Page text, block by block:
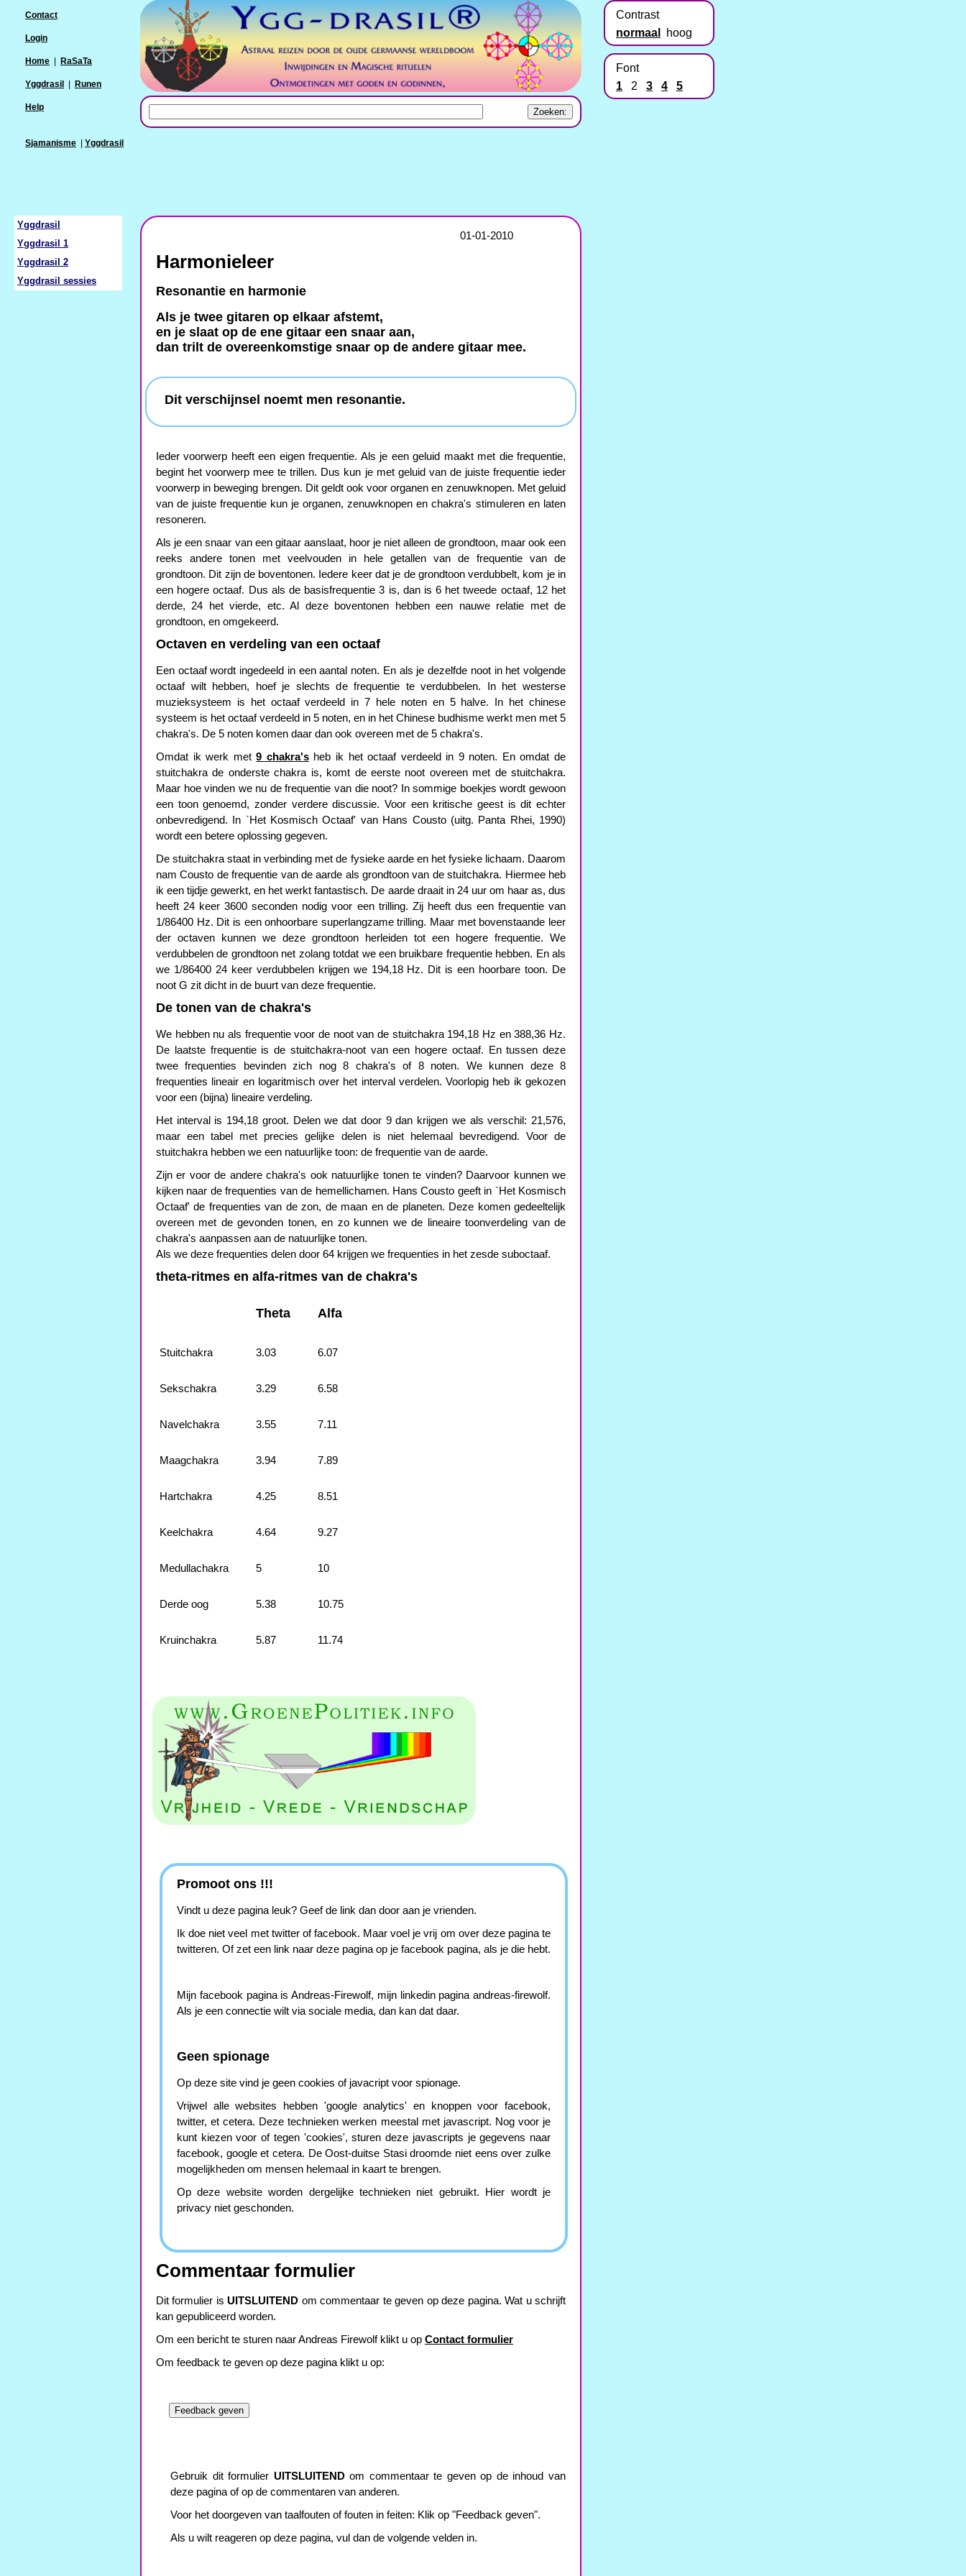
Sjamanisme | Yggdrasil
Contact
Login
Home RaSaTa
Yggdrasil Runen
Help
01-01-2010
Harmonieleer
Resonantie en harmonie
Als je twee gitaren op elkaar afstemt,
en je slaat op de ene gitaar een snaar aan,
dan trilt de overeenkomstige snaar op de andere gitaar mee.
Dit verschijnsel noemt men resonantie.
Ieder voorwerp heeft een eigen frequentie. Als je een geluid maakt met die frequentie,
begint het voorwerp mee te trillen. Dus kun je met geluid van de juiste frequentie ieder
voorwerp in beweging brengen. Dit geldt ook voor organen en zenuwknopen. Met geluid
van de juiste frequentie kun je organen, zenuwknopen en chakra's stimuleren en laten
resoneren.
Als je een snaar van een gitaar aanslaat, hoor je niet alleen de grondtoon, maar ook een
reeks andere tonen met veelvouden in hele getallen van de frequentie van de
grondtoon. Dit zijn de boventonen. Iedere keer dat je de grondtoon verdubbelt, kom je in
een hogere octaaf. Dus als de basisfrequentie 3 is, dan is 6 het tweede octaaf, 12 het
derde, 24 het vierde, etc. Al deze boventonen hebben een nauwe relatie met de
grondtoon, en omgekeerd.
Octaven en verdeling van een octaaf
Een octaaf wordt ingedeeld in een aantal noten. En als je dezelfde noot in het volgende
octaaf wilt hebben, hoef je slechts de frequentie te verdubbelen. In het westerse
muzieksysteem is het octaaf verdeeld in 7 hele noten en 5 halve. In het chinese
systeem is het octaaf verdeeld in 5 noten, en in het Chinese budhisme werkt men met 5
chakra's. De 5 noten komen daar dan ook overeen met de 5 chakra's.
Omdat ik werk met9 chakra'sheb ik het octaaf verdeeld in 9 noten. En omdat de
stuitchakra de onderste chakra is, komt de eerste noot overeen met de stuitchakra.
Maar hoe vinden we nu de frequentie van die noot? In sommige boekjes wordt gewoon
een toon genoemd, zonder verdere discussie. Voor een kritische geest is dit echter
onbevredigend. In `Het Kosmisch Octaaf' van Hans Cousto (uitg. Panta Rhei, 1990)
wordt een betere oplossing gegeven.
De stuitchakra staat in verbinding met de fysieke aarde en het fysieke lichaam. Daarom
nam Cousto de frequentie van de aarde als grondtoon van de stuitchakra. Hiermee heb
ik een tijdje gewerkt, en het werkt fantastisch. De aarde draait in 24 uur om haar as, dus
heeft 24 keer 3600 seconden nodig voor een trilling. Zij heeft dus een frequentie van
1/86400 Hz. Dit is een onhoorbare superlangzame trilling. Maar met bovenstaande leer
der octaven kunnen we deze grondtoon herleiden tot een hogere frequentie. We
verdubbelen de grondtoon net zolang totdat we een bruikbare frequentie hebben. En als
we 1/86400 24 keer verdubbelen krijgen we 194,18 Hz. Dit is een hoorbare toon. De
noot G zit dicht in de buurt van deze frequentie.
De tonen van de chakra's
We hebben nu als frequentie voor de noot van de stuitchakra 194,18 Hz en 388,36 Hz.
De laatste frequentie is de stuitchakra-noot van een hogere octaaf. En tussen deze
twee frequenties bevinden zich nog 8 chakra's of 8 noten. We kunnen deze 8
frequenties lineair en logaritmisch over het interval verdelen. Voorlopig heb ik gekozen
voor een (bijna) lineaire verdeling.
Het interval is 194,18 groot. Delen we dat door 9 dan krijgen we als verschil: 21,576,
maar een tabel met precies gelijke delen is niet helemaal bevredigend. Voor de
stuitchakra hebben we een natuurlijke toon: de frequentie van de aarde.
Zijn er voor de andere chakra's ook natuurlijke tonen te vinden? Daarvoor kunnen we
kijken naar de frequenties van de hemellichamen. Hans Cousto geeft in `Het Kosmisch
Octaaf' de frequenties van de zon, de maan en de planeten. Deze komen gedeeltelijk
overeen met de gevonden tonen, en zo kunnen we de lineaire toonverdeling van de
chakra's aanpassen aan de natuurlijke tonen.
Als we deze frequenties delen door 64 krijgen we frequenties in het zesde suboctaaf.
theta-ritmes en alfa-ritmes van de chakra's
Theta Alfa
Stuitchakra 3.03 6.07
Sekschakra 3.29 6.58
Navelchakra 3.55 7.11
Maagchakra 3.94 7.89
Hartchakra 4.25 8.51
Keelchakra 4.64 9.27
Medullachakra 5 10
Derde oog 5.38 10.75
Kruinchakra 5.87 11.74
Promoot ons !!!
Vindt u deze pagina leuk? Geef de link dan door aan je vrienden.
Ik doe niet veel met twitter of facebook. Maar voel je vrij om over deze pagina te
twitteren. Of zet een link naar deze pagina op je facebook pagina, als je die hebt.
Mijn facebook pagina is Andreas-Firewolf, mijn linkedin pagina andreas-firewolf.
Als je een connectie wilt via sociale media, dan kan dat daar.
Geen spionage
Op deze site vind je geen cookies of javacript voor spionage.
Vrijwel alle websites hebben 'google analytics' en knoppen voor facebook,
twitter, et cetera. Deze technieken werken meestal met javascript. Nog voor je
kunt kiezen voor of tegen 'cookies', sturen deze javascripts je gegevens naar
facebook, google et cetera. De Oost-duitse Stasi droomde niet eens over zulke
mogelijkheden om mensen helemaal in kaart te brengen.
Op deze website worden dergelijke technieken niet gebruikt. Hier wordt je
privacy niet geschonden.
Commentaar formulier
Dit formulier isUITSLUITEND om commentaar te geven op deze pagina. Wat u schrijft
kan gepubliceerd worden.
Om een bericht te sturen naar Andreas Firewolf klikt u op Contact formulier
Om feedback te geven op deze pagina klikt u op:
Gebruik dit formulier UITSLUITENDom commentaar te geven op de inhoud van
deze pagina of op de commentaren van anderen.
Voor het doorgeven van taalfouten of fouten in feiten: Klik op "Feedback geven".
Als u wilt reageren op deze pagina, vul dan de volgende velden in.
Yggdrasil
Yggdrasil 1
Yggdrasil 2
Yggdrasil sessies
Contrast
normaal
hoog
Font
1
2 3 4 5